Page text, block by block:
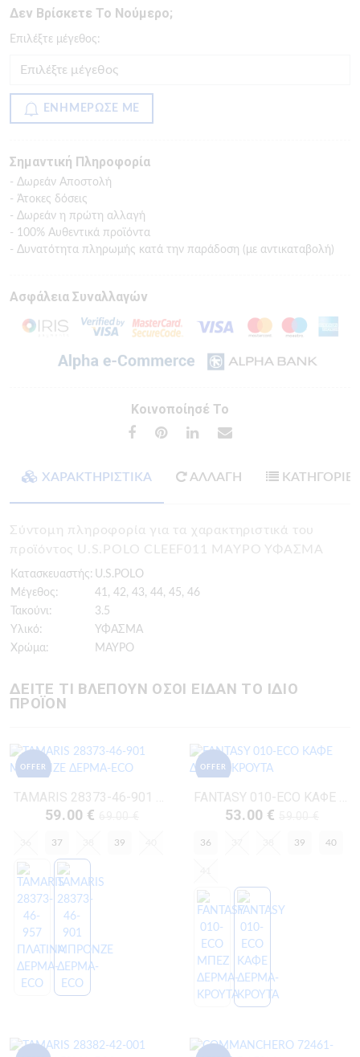
Δεν Βρίσκετε Το Νούμερο;
Eπιλέξτε μέγεθος:
ΕΝΗΜΕΡΩΣΕ ΜΕ
Σημαντική Πληροφορία
- Δωρεάν Αποστολή
- Άτοκες δόσεις
- Δωρεάν η πρώτη αλλαγή
- 100% Αυθεντικά προϊόντα
- Δυνατότητα πληρωμής κατά την παράδοση (με αντικαταβολή)
Ασφάλεια Συναλλαγών
Κοινοποίησέ Το
ΧΑΡΑΚΤΗΡΙΣΤΙΚΑ ΑΛΛΑΓΗ ΚΑΤΗΓΟΡΙΕΣ
Σύντομη πληροφορία για τα χαρακτηριστικά του
προϊόντος U.S.POLO CLEEF011 ΜΑΥΡΟ ΥΦΑΣΜΑ
Κατασκευαστής: U.S.POLO
Μέγεθος:
41, 42, 43, 44, 45, 46
Τακούνι:
3.5
Υλικό:
ΥΦΑΣΜΑ
Χρώμα:
ΜΑΥΡΟ
ΔΕΙΤΕ ΤΙ ΒΛΕΠΟΥΝ ΟΣΟΙ ΕΙΔΑΝ ΤΟ ΙΔΙΟ
ΠΡΟΪΟΝ
OFFER
TAMARIS 28373-46-901 ΜΠΡΟΝΖΕ ΔΕΡΜΑ-ECO
59.00 €
37 39
OFFER
FANTASY 010-ECO ΚΑΦΕ ΔΕΡΜΑ-ΚΡΟΥΤΑ
53.00 €
36 39 40